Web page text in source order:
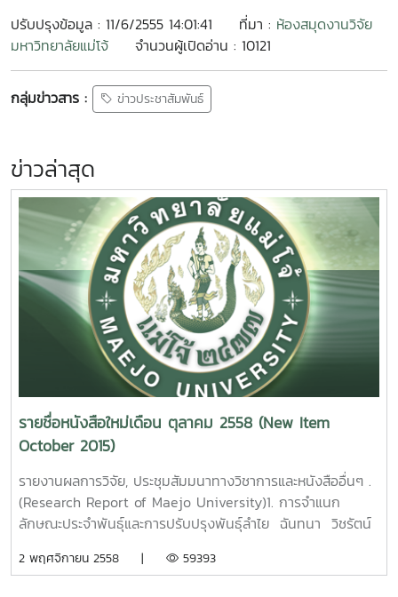
ปรับปรุงข้อมูล : 11/6/2555 14:01:41 ที่มา : ห้องสมุดงานวิจัย
มหาวิทยาลัยแม่โจ้
จำนวนผู้เปิดอ่าน : 10121
กลุ่มข่าวสาร : ข่าวประชาสัมพันธ์
ข่าวล่าสุด
รายชื่อหนังสือใหม่เดือน ตุลาคม 2558 (New Item
October 2015)
รายงานผลการวิจัย, ประชุมสัมมนาทางวิชาการและหนังสืออื่นๆ .
(Research Report of Maejo University)1. การจำแนก
ลักษณะประจำพันธุ์และการปรับปรุงพันธุ์ลำไย ฉันทนา วิชรัตน์
หนังสือ 2558 / ช38. 09 Classification of Longan
2 พฤศจิกายน 2558 | 59393